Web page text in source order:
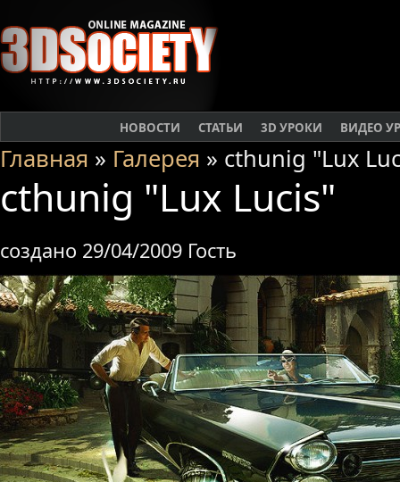
НОВОСТИ СТАТЬИ 3D УРОКИ ВИДЕО
Главная » Галерея » cthunig "Lux
cthunig "Lux Lucis"
создано 29/04/2009 Гость